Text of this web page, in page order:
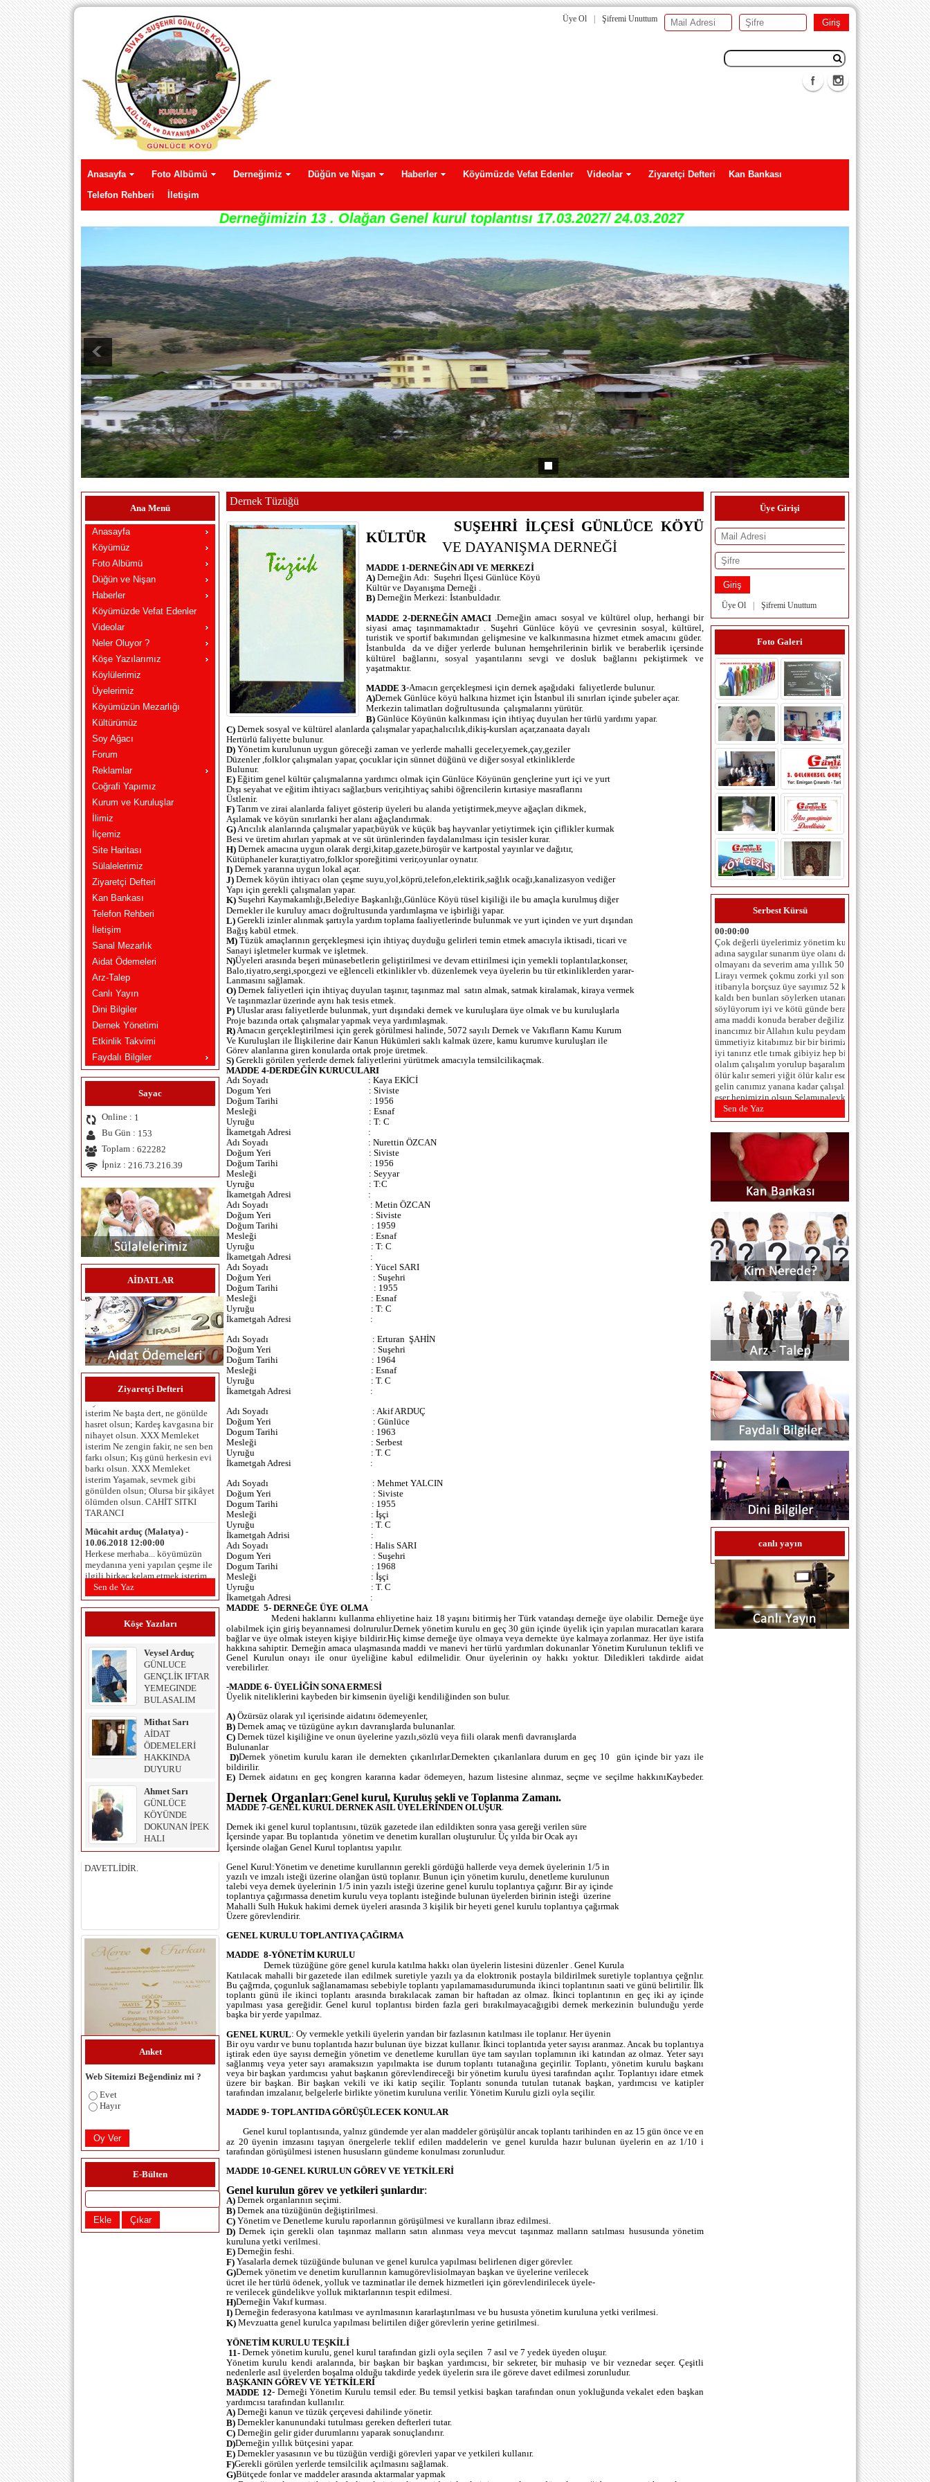
Şifremi Unuttum
Üye Ol
Anasayfa Foto Albümü Derneğimiz Düğün ve Nişan Haberler Köyümüzde Vefat Edenler Videolar Ziyaretçi Defteri
Kan Bankası
Telefon Rehberi
İletişim
Derneğimizin 13 . Olağan Genel kurul toplantısı 17.03.2027/ 24.03.2027
Ana Menü
Anasayfa
Köyümüz
Foto Albümü
Düğün ve Nişan
Haberler
Köyümüzde Vefat Edenler
Videolar
Neler Oluyor ?
Köşe Yazılarımız
Köylülerimiz
Üyelerimiz
Köyümüzün Mezarlığı
Kültürümüz
Soy Ağacı
Forum
Reklamlar
Coğrafi Yapımız
Kurum ve Kuruluşlar
İlimiz
İlçemiz
Site Haritası
Sülalelerimiz
Ziyaretçi Defteri
Kan Bankası
Telefon Rehberi
İletişim
Sanal Mezarlık
Aidat Ödemeleri
Arz-Talep
Canlı Yayın
Dini Bilgiler
Dernek Yönetimi
Etkinlik Takvimi
Faydalı Bilgiler
Sayac
Online : 1
Bu Gün : 153
Toplam : 622282
İpniz : 216.73.216.39
AİDATLAR
Ziyaretçi Defteri
Umut Çaykara (İzmir ) -
06.06.2025 12:00:00
MEMLEKET İSTERİM Memleket
isterim Gök mavi, dal yeşil, tarla
sarı olsun; Kuşların çiçeklerin
diyarı olsun. XXX Memleket
isterim Ne başta dert, ne gönülde
hasret olsun; Kardeş kavgasına bir
nihayet olsun. XXX Memleket
isterim Ne zengin fakir, ne sen ben
farkı olsun; Kış günü herkesin evi
barkı olsun. XXX Memleket
isterim Yaşamak, sevmek gibi
gönülden olsun; Olursa bir şikâyet
ölümden olsun. CAHİT SITKI
TARANCI
Mücahit arduç (Malatya) -
Herkese merhaba... köyümüzün
meydanına yeni yapılan çeşme ile
ilgili birkaç kelam etmek isterim.
Öncelikle çeşmenin inşasında
emeği geçenlere ve yaptiranlara
teşekkür ederiz. Bütün köyün
kullanımına açik olan, tüm köy
halkının kullandığı, köyümüzün
meydanında olması hasebiyle
köyün yüzü, süsü ve en göze
çarpan objelerinden biri olan
çeşme yapılmadan önce planları
ve görselleri bu siteden ve diğer
sosyal medya hesaplarından
hemşehrilerimizin beğenisine
sunulup önerileri alınsa ve hatta
yapıldıktan sonra inşa edilse daha
isabetli olacağı
kanaatindeyim.zira muhtemelen
görenlerin eleştirilerine bu
yapılmayan eylemler birer cevap
yöntem... benim çeşmede ufak bir
eleştirim olacak mesala. Çeşmeyi
yapan firmanın reklamı çok ön
plânda, büyük puntolarla yazılmış
ve rahatsız edecek derecede.
Çeşmedeki diğer yazılardan
biraz farklı olabilirdi. Klasik
AHMET SARI (REŞİTPAŞA) -
14.01.2018 12:00:00
DUYURU GÜNLÜCE Köyü
DERNEĞİ Derneğimiz her
zamanki gibi sahipli her zamanki
gibi güçlü. bu yerlere gelene kadar
dokuz yönetim altı başkan seçti
allah hepsinden razı olsun ve
bundan sonrada öyle olacanı ve
dahada güçleneceni biliyoruz
üyesiyle yönetimiyle ve
köylüsüyle birlik olan derneğimiz
ve başkanları her zaman ellerinden
Hepinizi saygıyla sevğile
selamlarım. DERNEK DEMEK
demek saygınlık demek beraberlik
demek birlik demek el ele demek
saygı sevği demek milliyetcilik
demek ve dügünlerimiz
cenazelerimiz ve dernegimiz. Evet
degerli üyelerimiz degerli
sivisteliyiz bizler ğünlüceliyiz
2018 ÜYEMİZ VAR 2018 tl
paramız var peki peki laf safa
Sen de Yaz
Köşe Yazıları
Veysel Arduç
GÜNLUCE
GENÇLİK IFTAR
YEMEGINDE
BULASALIM
Mithat Sarı
AİDAT
ÖDEMELERİ
HAKKINDA
DUYURU
Ahmet Sarı
GÜNLÜCE
KÖYÜNDE
DOKUNAN İPEK
HALI
Anket
Web Sitemizi Beğendiniz mi ?
Evet
Hayır
E-Bülten
Dernek Tüzüğü
SUŞEHRİ İLÇESİ GÜNLÜCE KÖYÜ
KÜLTÜR
VE DAYANIŞMA DERNEĞİ
MADDE 1-DERNEĞİN ADI VE MERKEZİ
A) Derneğin Adı: Suşehri İlçesi Günlüce Köyü
Kültür ve Dayanışma Derneği .
B) Derneğin Merkezi: İstanbuldadır.
MADDE 2-DERNEĞİN AMACI .Derneğin amacı sosyal ve kültürel olup, herhangi bir
siyasi amaç taşınmamaktadır . Suşehri Günlüce köyü ve çevresinin sosyal, kültürel,
turistik ve sportif bakımından gelişmesine ve kalkınmasına hizmet etmek amacını güder.
İstanbulda
da ve diğer yerlerde bulunan hemşehrilerinin birlik ve beraberlik içersinde
kültürel bağlarını, sosyal yaşantılarını sevgi ve dosluk bağlarını pekiştirmek ve
yaşatmaktır.
MADDE 3-Amacın gerçekleşmesi için dernek aşağıdaki faliyetlerde bulunur.
A)Dernek Günlüce köyü halkına hizmet için İstanbul ili sınırları içinde şubeler açar.
Merkezin talimatları doğrultusunda çalışmalarını yürütür.
B) Günlüce Köyünün kalkınması için ihtiyaç duyulan her türlü yardımı yapar.
C) Dernek sosyal ve kültürel alanlarda çalışmalar yapar,halıcılık,dikiş-kursları açar,zanaata dayalı
Hertürlü faliyette bulunur.
D) Yönetim kurulunun uygun göreceği zaman ve yerlerde mahalli geceler,yemek,çay,geziler
Düzenler ,folklor çalışmaları yapar, çocuklar için sünnet düğünü ve diğer sosyal etkinliklerde
Bulunur.
E) Eğitim genel kültür çalışmalarına yardımcı olmak için Günlüce Köyünün gençlerine yurt içi ve yurt
Dışı seyahat ve eğitim ihtiyacı sağlar,burs verir,ihtiyaç sahibi öğrencilerin kırtasiye masraflarını
Üstlenir.
F) Tarım ve zirai alanlarda faliyet gösterip üyeleri bu alanda yetiştirmek,meyve ağaçları dikmek,
Aşılamak ve köyün sınırlarıki her alanı ağaçlandırmak.
G)Arıcılık alanlarında çalışmalar yapar,büyük ve küçük baş hayvanlar yetiytirmek için çiflikler kurmak
Besi ve üretim ahırları yapmak at ve süt ürünlerinden faydalanılması için tesisler kurar.
H) Dernek amacına uygun olarak dergi,kitap,gazete,büroşür ve kartpostal yayınlar ve dağıtır,
Kütüphaneler kurar,tiyatro,folklor sporeğitimi verir,oyunlar oynatır.
I) Dernek yararına uygun lokal açar.
J) Dernek köyün ihtiyacı olan çeşme suyu,yol,köprü,telefon,elektirik,sağlık ocağı,kanalizasyon vediğer
Yapı için gerekli çalışmaları yapar.
K) Suşehri Kaymakamlığı,Belediye Başkanlığı,Günlüce Köyü tüsel kişiliği ile bu amaçla kurulmuş diğer
Dernekler ile kuruluy amacı doğrultusunda yardımlaşma ve işbirliği yapar.
L) Gerekli izinler alınmak şartıyla yardım toplama faaliyetlerinde bulunmak ve yurt içinden ve yurt dışından
Bağış kabül etmek.
M) Tüzük amaçlarının gerçekleşmesi için ihtiyaç duyduğu gelirleri temin etmek amacıyla iktisadi, ticari ve
Sanayi işletmeler kurmak ve işletmek.
N)Üyeleri arasında beşeri münasebetlerin geliştirilmesi ve devam ettirilmesi için yemekli toplantılar,konser,
Balo,tiyatro,sergi,spor,gezi ve eğlenceli etkinlikler vb. düzenlemek veya üyelerin bu tür etkinliklerden yarar-
Lanmasını sağlamak.
O) Dernek faliyetleri için ihtiyaç duyulan taşınır, taşınmaz mal satın almak, satmak kiralamak, kiraya vermek
Ve taşınmazlar üzerinde aynı hak tesis etmek.
P) Uluslar arası faliyetlerde bulunmak, yurt dışındaki dernek ve kuruluşlara üye olmak ve bu kuruluşlarla
Proje bazında ortak çalışmalar yapmak veya yardımlaşmak.
R) Amacın gerçekleştirilmesi için gerek görülmesi halinde, 5072 sayılı Dernek ve Vakıfların Kamu Kurum
Ve Kuruluşları ile İlişkilerine dair Kanun Hükümleri saklı kalmak üzere, kamu kurumve kuruluşları ile
Görev alanlarına giren konularda ortak proje üretmek.
S) Gerekli görülen yerlerde dernek faliyetlerini yürütmek amacıyla temsilcilikaçmak.
MADDE 4-DERDEĞİN KURUCULARI
Adı Soyadı
: Kaya EKİCİ
Dogum Yeri
: Siviste
Doğum Tarihi
: 1956
Mesleği
: Esnaf
Uyruğu
: T: C
İkametgah Adresi
:
Adı Soyadı
: Nurettin ÖZCAN
Doğum Yeri
: Siviste
Doğum Tarihi
: 1956
Mesleği
: Seyyar
Uyruğu
: T:C
İkametgah Adresi
:
Adı Soyadı
: Metin ÖZCAN
Doğum Yeri
: Siviste
Doğum Tarihi
: 1959
Mesleği
: Esnaf
Uyruğu
: T: C
İkametgah Adresi
:
Adı Soyadı
: Yücel SARI
Doğum Yeri
: Suşehri
Doğum Tarihi
: 1955
Mesleği
: Esnaf
Uyruğu
: T: C
İkametgah Adresi
:
Adı Soyadı
: Erturan ŞAHİN
Doğum Yeri
: Suşehri
Doğum Tarihi
: 1964
Mesleği
: Esnaf
Uyruğu
: T. C
İkametgah Adresi
:
Adı Soyadı
: Akif ARDUÇ
Doğum Yeri
: Günlüce
Dogum Tarihi
: 1963
Mesleği
: Serbest
Uyruğu
: T. C
İkametgah Adresi
:
Adı Soyadı
: Mehmet YALCIN
Doğum Yeri
: Siviste
Dogum Tarihi
: 1955
Mesleği
: İşçi
Uyruğu
: T. C
İkametgah Adrisi
:
Adı Soyadı
: Halis SARI
Dogum Yeri
: Suşehri
Dogum Tarihi
: 1968
Mesleği
: İşçi
Uyruğu
: T. C
İkametgah Adresi
:
MADDE 5- DERNEĞE ÜYE OLMA
Medeni haklarını kullanma ehliyetine haiz 18 yaşını bitirmiş her Türk vatandaşı derneğe üye olabilir. Derneğe üye
olabilmek için giriş beyannamesi dolrurulur.Dernek yönetim kurulu en geç 30 gün içinde üyelik için yapılan muracatları karara
bağlar ve üye olmak isteyen kişiye bildirir.Hiç kimse derneğe üye olmaya veya dernekte üye kalmaya zorlanmaz. Her üye istifa
hakkına sahiptir. Derneğin amaca ulaşmasında maddi ve manevi her türlü yardımları dokunanlar Yönetim Kurulunun teklifi ve
Genel Kurulun onayı ile onur üyeliğine kabul edilmelidir. Onur üyelerinin oy hakkı yoktur. Diledikleri takdirde aidat
verebilirler.
-MADDE 6- ÜYELİĞİN SONA ERMESİ
Üyelik niteliklerini kaybeden bir kimsenin üyeliği kendiliğinden son bulur.
A) Özürsüz olarak yıl içerisinde aidatını ödemeyenler,
B) Dernek amaç ve tüzügüne aykırı davranışlarda bulunanlar.
C) Dernek tüzel kişiliğine ve onun üyelerine yazılı,sözlü veya fiili olarak menfi davranışlarda
Bulunanlar
D)Dernek yönetim kurulu kararı ile dernekten çıkarılırlar.Dernekten çıkarılanlara durum en geç 10
gün içinde bir yazı ile
bildirilir.
E) Dernek aidatını en geç kongren kararına kadar ödemeyen, hazum listesine alınmaz, seçme ve seçilme hakkınıKaybeder.
Dernek Organları:Genel kurul, Kuruluş şekli ve Toplanma Zamanı.
MADDE 7-GENEL KURUL DERNEK ASIL ÜYELERİNDEN OLUŞUR.
Dernek iki genel kurul toplantısını, tüzük gazetede ilan edildikten sonra yasa gereği verilen süre
İçersinde yapar. Bu toplantıda yönetim ve denetim kuralları oluşturulur. Üç yılda bir Ocak ayı
İçersinde olağan Genel Kurul toplantısı yapılır.
Genel Kurul:Yönetim ve denetime kurullarının gerekli gördüğü hallerde veya dernek üyelerinin 1/5 in
yazılı ve imzalı isteği üzerine olanğan üstü toplanır. Bunun için yönetim kurulu, denetleme kurulunun
talebi veya dernek üyelerinin 1/5 inin yazılı isteği üzerine genel kurulu toplantıya çağırır. Bir ay içinde
toplantıya çağırmassa denetim kurulu veya toplantı isteğinde bulunan üyelerden birinin isteği üzerine
Mahalli Sulh Hukuk hakimi dernek üyeleri arasında 3 kişilik bir heyeti genel kurulu toplantıya çağırmak
Üzere görevlendirir.
GENEL KURULU TOPLANTIYA ÇAĞIRMA
MADDE 8-YÖNETİM KURULU
Dernek tüzüğüne göre genel kurula katılma hakkı olan üyelerin listesini düzenler . Genel Kurula
Katılacak mahalli bir gazetede ilan edilmek suretiyle yazılı ya da eloktronik postayla bildirilmek suretiyle toplantıya çeğrılır.
Bu çağrrıda, çogunluk sağlanamaması sebebiyle toplantı yapılamamasıdurumunda ikinci toplantının saati ve günü belirtilir. İlk
toplantı günü ile ikinci toplantı arasında bırakılacak zaman bir haftadan az olmaz. İkinci toplantının en geç iki ay içinde
yapılması yasa gereğidir. Genel kurul toplantısı birden fazla geri bırakılmayacağıgibi dernek merkezinin bulunduğu yerde
başka bir yerde yapılmaz.
GENEL KURUL: Oy vermekle yetkili üyelerin yarıdan bir fazlasının katılması ile toplanır. Her üyenin
Bir oyu vardır ve bunu toplantıda hazır bulunan üye bizzat kullanır. İkinci toplantıda yeter sayısı aranmaz. Ancak bu toplantıya
iştirak eden üye sayısı derneğin yönetim ve denetleme kurulları üye tam sayıları toplamının iki katından az olmaz. Yeter sayı
sağlanmış veya yeter sayı aramaksızın yapılmakta ise durum toplantı tutanağına geçirilir. Toplantı, yönetim kurulu başkanı
veya bir başkan yardımcısı yahut başkanın görevlendireceği bir yönetim kurulu üyesi tarafından açılır. Toplantıyı idare etmek
üzere bir başkan. Bir başkan vekili ve iki katip seçilir. Toplantı sonunda tutulan tutanak başkan, yardımcısı ve katipler
tarafından imzalanır, belgelerle birlikte yönetim kuruluna verilir. Yönetim Kurulu gizli oyla seçilir.
MADDE 9- TOPLANTIDA GÖRÜŞÜLECEK KONULAR
Genel kurul toplantısında, yalnız gündemde yer alan maddeler görüşülür ancak toplantı tarihinden en az 15 gün önce ve en
az 20 üyenin imzasını taşıyan önergelerle teklif edilen maddelerin ve genel kurulda hazır bulunan üyelerin en az 1/10 i
tarafından görüşülmesi istenen hususların gündeme konulması zorunludur.
MADDE 10-GENEL KURULUN GÖREV VE YETKİLERİ
Genel kurulun görev ve yetkileri şunlardır:
A) Dernek organlarının seçimi.
B) Dernek ana tüzüğünün değiştirilmesi.
C) Yönetim ve Denetleme kurulu raporlarının görüşülmesi ve kuralların ibraz edilmesi.
D) Dernek için gerekli olan taşınmaz malların satın alınması veya mevcut taşınmaz malların satılması hususunda yönetim
kuruluna yetki verilmesi.
E) Derneğin feshi.
F) Yasalarla dernek tüzüğünde bulunan ve genel kurulca yapılması belirlenen diger görevler.
G)Dernek yönetim ve denetim kurullarının kamugörevlisiolmayan başkan ve üyelerine verilecek
ücret ile her türlü ödenek, yolluk ve tazminatlar ile dernek hizmetleri için görevlendirilecek üyele-
re verilecek gündelikve yolluk miktarlarının tespit edilmesi.
H)Derneğin Vakıf kurması.
I) Derneğin federasyona katılması ve ayrılmasının kararlaştırılması ve bu hususta yönetim kuruluna yetki verilmesi.
K) Mevzuatta genel kurulca yapılması belirtilen diğer görevlerin yerine getirilmesi.
YÖNETİM KURULU TEŞKİLİ
11- Dernek yönetim kurulu, genel kurul tarafından gizli oyla seçilen 7 asıl ve 7 yedek üyeden oluşur.
Yönetim kurulu kendi aralarında, bir başkan bir başkan yardımcısı, bir sekreter, bir muhasip ve bir veznedar seçer. Çeşitli
nedenlerle asıl üyelerden boşalma olduğu takdirde yedek üyelerin sıra ile göreve davet edilmesi zorunludur.
BAŞKANIN GÖREV VE YETKİLERİ
MADDE 12- Derneği Yönetim Kurulu temsil eder. Bu temsil yetkisi başkan tarafından onun yokluğunda vekalet eden başkan
yardımcısı tarafından kullanılır.
A) Derneği kanun ve tüzük çerçevesi dahilinde yönetir.
B) Dernekler kanunundaki tutulması gereken defterleri tutar.
C) Derneğin gelir gider durumlarını yaparak sonuçlandırır.
D)Derneğin yıllık bütçesini yapar.
E) Dernekler yasasının ve bu tüzüğün verdiği görevleri yapar ve yetkileri kullanır.
F)Gerekli görülen yerlerde temsilcilik açılmasını sağlamak.
G)Bütçede fonlar ve maddeler arasında aktarmalar yapmak
Üye Girişi
Şifremi Unuttum
Üye Ol
Foto Galeri
Serbest Kürsü
ersan yılmaz (istanbul maltepe) -
17.3.2015 00:00:00
slm üyeliğim kabul olmadı tanıdıkmı
Çok değerli üyelerimiz yönetim kurulu
adına saygılar sunarım üye olanı da
olmayanı da severim ama yıllık 50
Lirayı vermek çokmu zorki yıl sonu
itibarıyla borçsuz üye sayımız 52 kişi de
kaldı ben bunları söylerken utanarak
söylüyorum iyi ve kötü günde beraberiz
ama maddi konuda beraber değiliz
inancımız bir Allahın kulu peydamberin
ümmetiyiz kitabımız bir bir birimizi çok
iyi tanırız etle tırnak gibiyiz hep bir
olalım çalışalım yorulup başaralım at
ölür kalır semeri yiğit ölür kalır eseri
gelin canımız yanana kadar çalışalım ki
eser hepimizin olsun Selamınaleyküm
Allaha emanet olun.
TAHSİN ÇAM (BEŞİKTAŞ
-İSTANBUL) - 1.6.2012 00:00:00
Saygı değer yeni Dernek Yönetim
Kureulu:Seçilmeniz dolaysıla 3 yıl
içinde ,projelerinz,proğramınız,büççe
tahminlerinizi ve yapmanız gereken
hedeflerinizi srbes kürsüde belitmenizi
rica ediyoruz.Tahsin ÇAM
sarıyer r paşa) - 24.2.2012 00:00:00
...SAYGIYLA... ...SELAMLAR...
...H.O.A.S... GİDER OLDUM ARTIK
BENDE BU DÜNYADAN ZAMAN
AZALDI SEVGİM KABARDI NE
UNUTULDUM NE UNUTUM HEP
SEVDİM KOLLADIM KORUMAK İÇİN
KOVALANDIM GÖZÜM HEP ARKADA
GÖNLÜM ÖLEN HAKLARDA SÖZÜM
HAKKI TANIMAYANLARA YA
OLALIM EFENDİ YADA OLALIM HEP
SERSERİ.
.................................................................BEN
BENİ BİLMEM KÖYÜME GİDEMEM
YA AL CANIMI YA GÜLEM
GÜNLÜCEM DE DE BEN ÖLEM.
GÜLMÜYOR BU BENİM GARİP
GÖNLÜM NE SÖYLENİRSİN A BENİM
BÜLBÜLÜM. ...H.O.A.S...
mithat sari (istanbul / bağcılar) -
çok değerli köylülerim sitemizin
kapanmasına 20 gün kalmıştır maddi
destek sağlanmazsa sitemiz kapanacaktır
duyrulur...
mithat sari /site editörü (istanbul) -
21.7.2011 00:00:00
çok değerli köylülerim mesajlarınızı
artık mesaj panosunu tıklayarak(serbest
mesajlarınız anında yayında olacaktır
SAYGILARIMLA SİTE EDİTÖRÜ
...H.O.A.S... (R P SARIYER .STANBUL)
- 18.7.2011 00:00:00
BU DERTLİ GÜNLERİMİ SİLEMEDİM
BEN SİLEMEDİM NE GÜLDÜM NEDE
ŞİMDİ GEÇTİ O GÜZELİM GENÇLİM
torunu tuncer oglu Muzaffer ÇAM.. kiz
Sen de Yaz
canlı yayın